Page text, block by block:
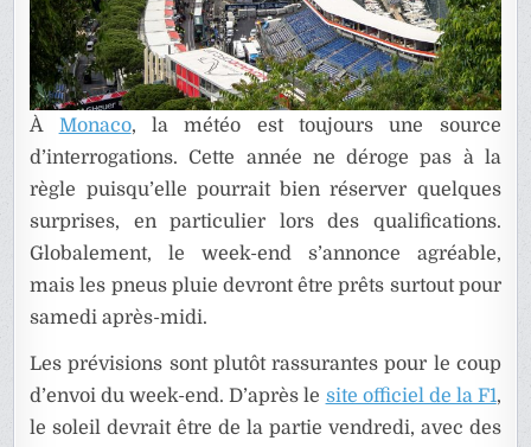
À Monaco, la météo est toujours une source
d’interrogations. Cette année ne déroge pas à la
règle puisqu’elle pourrait bien réserver quelques
surprises, en particulier lors des qualifications.
Globalement, le week-end s’annonce agréable,
mais les pneus pluie devront être prêts surtout pour
samedi après-midi.
Les prévisions sont plutôt rassurantes pour le coup
d’envoi du week-end. D’après le site officiel de la F1,
le soleil devrait être de la partie vendredi, avec des